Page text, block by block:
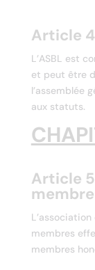
Article
L’ASBL est
et peut être
l’assemblée
aux statuts.
Article
membres
membres